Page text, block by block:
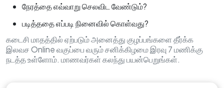
நேரத்தை எவ்வாறு செலவிட வேண்டும்?
படித்ததை எப்படி நினைவில் கொள்வது?
கடைசி மாதத்தில் ஏற்படும் அனைத்து குழப்பங்களை தீர்க்க
இலவச Online வகுப்பை வரும் சனிக்கிழமை இரவு 7 மணிக்கு
நடத்த உள்ளோம். மாணவர்கள் கலந்து பயன்பெறுங்கள்.